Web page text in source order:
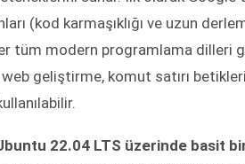
(kod karmaşıklığı ve uzun
tüm modern programlama dilleri
geliştirme, komut satırı
22.04 LTS üzerinde basit